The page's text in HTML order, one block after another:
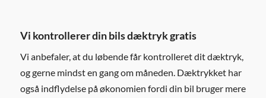
Vi kontrollerer din bils dæktryk gratis
Vi anbefaler, at du løbende får kontrolleret dit dæktryk,
og gerne mindst en gang om måneden. Dæktrykket har
også indflydelse på økonomien fordi din bil bruger mere